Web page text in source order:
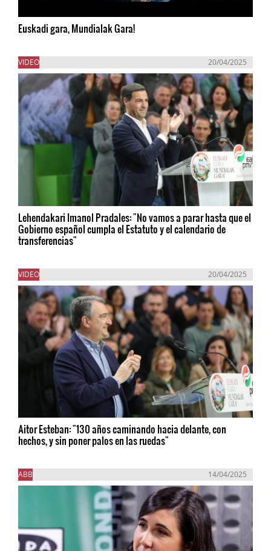
Euskadi gara, Mundialak Gara!
VIDEO 20/04/2025
Lehendakari Imanol Pradales: "No vamos a parar hasta que el
Gobierno español cumpla el Estatuto y el calendario de
transferencias"
VIDEO 20/04/2025
Aitor Esteban: "130 años caminando hacia delante, con
hechos, y sin poner palos en las ruedas"
ABB 14/04/2025